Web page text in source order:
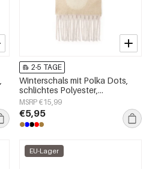
2-5 TAGE
Winterschals mit Polka Dots,
schlichtes Polyester,
Alltagsaccessoires
MSRP €15,99
€5,95
EU-Lager